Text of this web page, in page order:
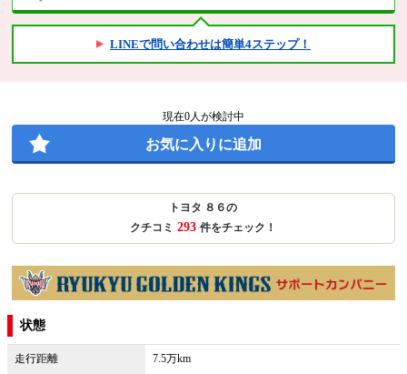
LINEで問い合わせは簡単4ステップ！
現在0人が検討中
お気に入りに追加
トヨタ ８６の
クチコミ 293 件をチェック！
状態
走行距離 7.5万km